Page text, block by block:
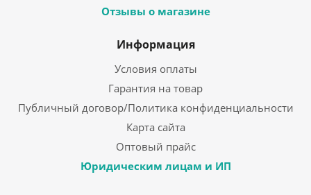
Отзывы о магазине
Информация
Условия оплаты
Гарантия на товар
Публичный договор/Политика конфиденциальности
Карта сайта
Оптовый прайс
Юридическим лицам и ИП